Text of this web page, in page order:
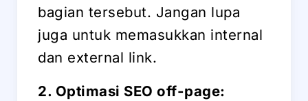
bagian tersebut. Jangan lupa
juga untuk memasukkan internal
dan external link.
2. Optimasi SEO off-page: